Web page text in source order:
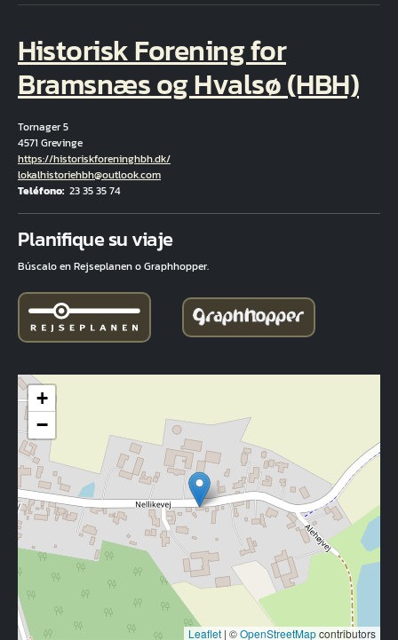
Historisk Forening for
Bramsnæs og Hvalsø (HBH)
Tornager 5
4571 Grevinge
Hjemmeside
https://historiskforeninghbh.dk/
Correo electrónico
lokalhistoriehbh@outlook.com
Teléfono 23 35 35 74
Planifique su viaje
Búscalo en Rejseplanen o Graphhopper.
+
−
Leaflet | ©OpenStreetMapcontributors